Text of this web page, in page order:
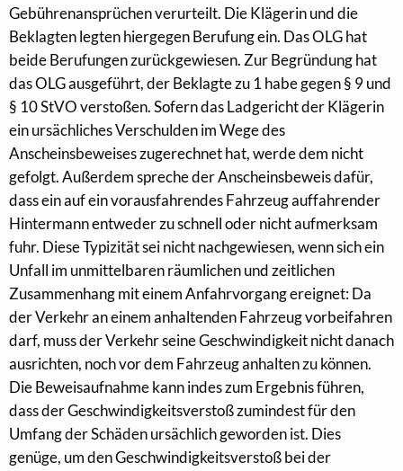
Gebührenansprüchen verurteilt. Die Klägerin und die
Beklagten legten hiergegen Berufung ein. Das OLG hat
beide Berufungen zurückgewiesen. Zur Begründung hat
das OLG ausgeführt, der Beklagte zu 1 habe gegen § 9 und
§ 10 StVO verstoßen. Sofern das Ladgericht der Klägerin
ein ursächliches Verschulden im Wege des
Anscheinsbeweises zugerechnet hat, werde dem nicht
gefolgt. Außerdem spreche der Anscheinsbeweis dafür,
dass ein auf ein vorausfahrendes Fahrzeug auffahrender
Hintermann entweder zu schnell oder nicht aufmerksam
fuhr. Diese Typizität sei nicht nachgewiesen, wenn sich ein
Unfall im unmittelbaren räumlichen und zeitlichen
Zusammenhang mit einem Anfahrvorgang ereignet: Da
der Verkehr an einem anhaltenden Fahrzeug vorbeifahren
darf, muss der Verkehr seine Geschwindigkeit nicht danach
ausrichten, noch vor dem Fahrzeug anhalten zu können.
Die Beweisaufnahme kann indes zum Ergebnis führen,
dass der Geschwindigkeitsverstoß zumindest für den
Umfang der Schäden ursächlich geworden ist. Dies
genüge, um den Geschwindigkeitsverstoß bei der